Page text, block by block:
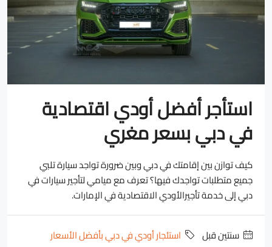
استأجر أفضل أودي اقتصادية
في دبي بسعر مغري
كيف توازن بين إقامتك في دبي وبين ضرورة تواجد سيارة تلبي
جميع متطلبات تواجدك فيها؟ تعرف مع ميامي لتأجير سيارات في
دبي إلى خدمة تأجيرالأودي الاقتصادية في الإمارات.
‏سنتين قبل
استئجار أودي في دبي بأفضل الأسعار